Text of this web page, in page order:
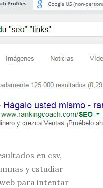
en csv,
y estudiar
para intentar